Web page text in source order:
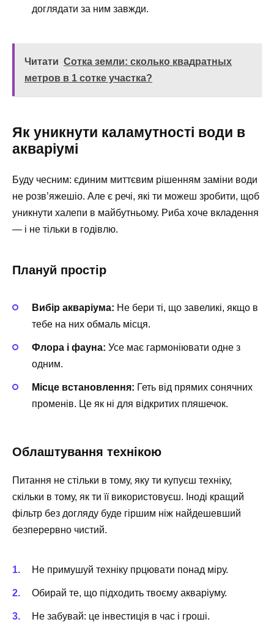
доглядати за ним завжди.
Читати Сотка земли: сколько квадратных
метров в 1 сотке участка?
Як уникнути каламутності води в
акваріумі
Буду чесним: єдиним миттєвим рішенням заміни води
не розв’яжешio. Але є речі, які ти можеш зробити, щоб
уникнути халепи в майбутньому. Риба хоче вкладення
— і не тільки в годівлю.
Плануй простір
Вибір акваріума: Не бери ті, що завеликі, якщо в
тебе на них обмаль місця.
Флора і фауна: Усе має гармоніювати одне з
одним.
Місце встановлення: Геть від прямих сонячних
променів. Це як ні для відкритих пляшечок.
Облаштування технікою
Питання не стільки в тому, яку ти купуєш техніку,
скільки в тому, як ти її використовуєш. Іноді кращий
фільтр без догляду буде гіршим ніж найдешевший
безперервно чистий.
Не примушуй техніку прцювати понад міру.
Обирай те, що підходить твоєму акваріуму.
Не забувай: це інвестиція в час і гроші.